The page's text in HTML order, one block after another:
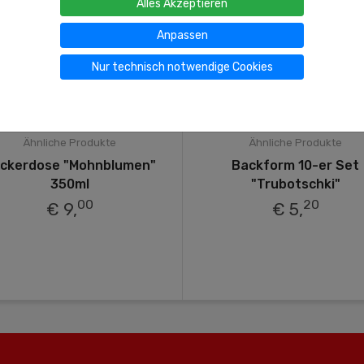
Ähnliche Produkte
"Mohnblumen"
350ml
€ 9,00
Ähnliche Produkte
Backform 10-er Set
"Trubotschki"
€ 5,20
Alles Akzeptieren
Anpassen
Nur technisch notwendige Cookies